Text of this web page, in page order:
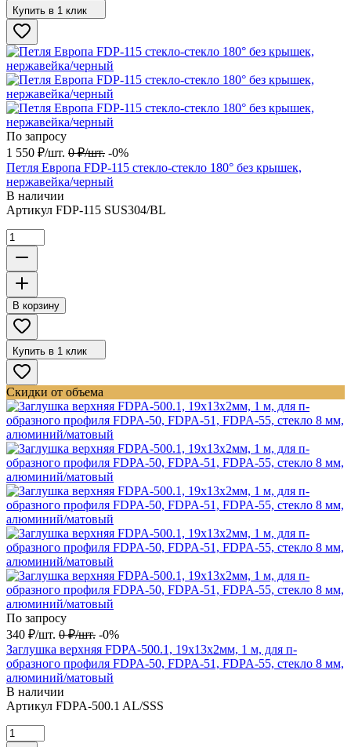
Купить в 1 клик
По запросу
1 550 ₽/шт. 0 ₽/шт. -0%
Петля Европа FDP-115 стекло-стекло 180° без крышек,
нержавейка/черный
В наличии
Артикул FDP-115 SUS304/BL
В корзину
Купить в 1 клик
Скидки от объема
По запросу
340 ₽/шт. 0 ₽/шт. -0%
Заглушка верхняя FDPA-500.1, 19х13х2мм, 1 м, для п-
образного профиля FDPA-50, FDPA-51, FDPA-55, стекло 8 мм,
алюминий/матовый
В наличии
Артикул FDPA-500.1 AL/SSS